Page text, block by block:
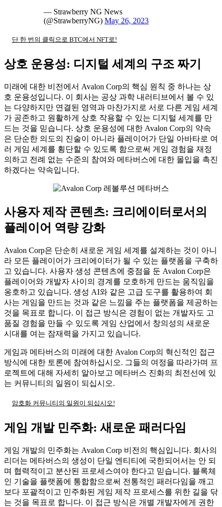
— Strawberry NG News
(@StrawberryNG) May 26, 2023
단 한 번의 클릭으로 BTC에서 NFT로!
상호 운용성: 디지털 세계의 구조 짜기
미래에 대한 비전에서 Avalon Corp의 핵심 원칙 중 하나는 상
호 운용성입니다. 이 회사는 공상 과학 내러티브에서 볼 수 있
는 다양하지만 연결된 영역과 마찬가지로 서로 다른 게임 세계
가 공존하고 원활하게 상호 작용할 수 있는 디지털 세계를 만
드는 것을 믿습니다. 상호 운용성에 대한 Avalon Corp의 약속
은 단순한 의도의 진술이 아니라 플레이어가 단일 아바타로 여
러 게임 세계를 횡단할 수 있도록 함으로써 게임 경험을 재정
의하고 전례 없는 수준의 참여와 메타버스에 대한 몰입을 촉진
하겠다는 약속입니다.
사용자 제작 콘텐츠: 크리에이터로서의
플레이어 역량 강화
Avalon Corp은 단순히 새로운 게임 세계를 설계하는 것이 아니
라 모든 플레이어가 크리에이터가 될 수 있는 플랫폼을 구축하
고 있습니다. 사용자 생성 콘텐츠에 중점을 둔 Avalon Corp은
플레이어와 개발자 사이의 경계를 모호하게 만드는 움직임을
옹호하고 있습니다. 생성 AI와 같은 고급 도구를 활용하여 회
사는 게임을 만드는 것과 같은 느낌을 주는 플랫폼을 제공하는
것을 목표로 합니다. 이 접근 방식은 경험이 없는 개발자도 고
품질 경험을 만들 수 있도록 게임 산업에서 창의성의 새로운
시대를 여는 잠재력을 가지고 있습니다.
게임과 메타버스의 미래에 대한 Avalon Corp의 혁신적인 접근
방식에 대한 토론에 참여하십시오. 그들의 여정을 따라가며 프
로젝트에 대해 자세히 알아보고 메타버스 진화의 최전선에 있
는 커뮤니티의 일원이 되십시오.
암호화 커뮤니티의 일원이 되십시오!
게임 개발 민주화: 새로운 패러다임
게임 개발의 민주화는 Avalon Corp 비전의 핵심입니다. 회사의
리더는 메타버스의 생성이 단일 엔티티에 국한되어서는 안 되
며 협력적이고 분산된 프로세스여야 한다고 믿습니다. 블록체
인 기술을 플랫폼에 통합함으로써 전통적인 패러다임을 깨고
보다 포괄적이고 민주화된 게임 제작 프로세스를 위한 길을 닦
는 것을 목표로 합니다. 이 접근 방식은 개별 개발자에게 권한